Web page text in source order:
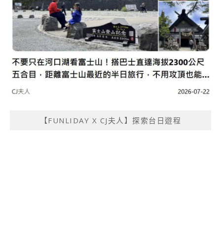
【FUNLIDAY X CJ夫人】探索台日遊程